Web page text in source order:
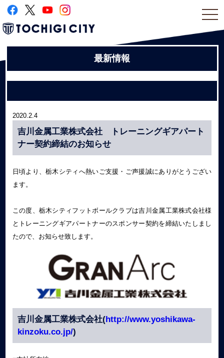
最新情報
2020.2.4
吉川金属工業株式会社 トレーニングギアパート
ナー契約締結のお知らせ
日頃より、栃木シティへ熱いご支援・ご声援誠にありがとうござい
ます。
この度、栃木シティフットボールクラブは吉川金属工業株式会社様
とトレーニングギアパートナーのスポンサー契約を締結いたしまし
たので、お知らせ致します。
吉川金属工業株式会社(http://www.yoshikawa-
kinzoku.co.jp/)